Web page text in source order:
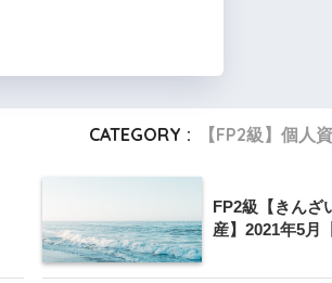
1,600,000円×百万÷5億株＝3,200円
1,400,000円×百万÷10億株＝1,400
CATEGORY : 【FP2級】個人
FP2級【きんざ
産】2021年5月